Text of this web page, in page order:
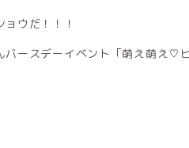
ウだ！！！
バースデーイベント「萌え萌え♡